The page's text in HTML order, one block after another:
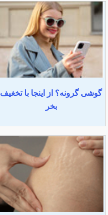
گوشی گرونه؟ از اینجا با تخغیف
بخر